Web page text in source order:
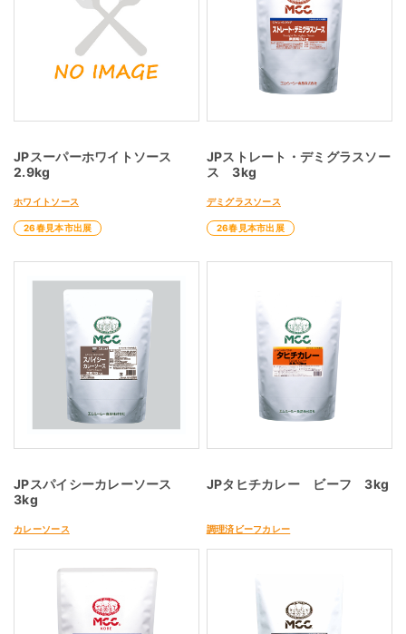
JPスーパーホワイトソース
2.9kg
ホワイトソース
26春見本市出展
JPストレート・デミグラスソー
ス 3kg
デミグラスソース
26春見本市出展
JPスパイシーカレーソース
3kg
カレーソース
JPタヒチカレー ビーフ 3kg
調理済ビーフカレー